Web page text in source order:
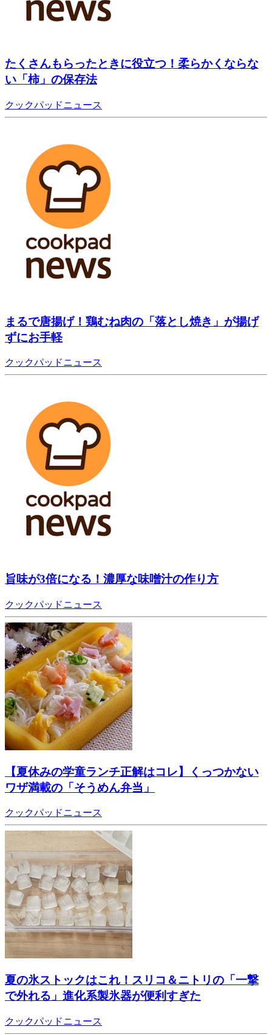
たくさんもらったときに役立つ！柔らかくならな
い「柿」の保存法
クックパッドニュース
まるで唐揚げ！鶏むね肉の「落とし焼き」が揚げ
ずにお手軽
クックパッドニュース
旨味が3倍になる！濃厚な味噌汁の作り方
クックパッドニュース
【夏休みの学童ランチ正解はコレ】くっつかない
ワザ満載の「そうめん弁当」
クックパッドニュース
夏の氷ストックはこれ！スリコ＆ニトリの「一撃
で外れる」進化系製氷器が便利すぎた
クックパッドニュース